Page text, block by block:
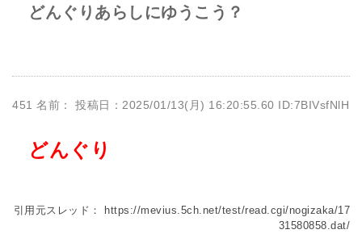
どんぐりあらしにゆうこう？
451 名前： 投稿日：2025/01/13(月) 16:20:55.60 ID:7BIVsfNlH
どんぐり
引用元スレッド： https://mevius.5ch.net/test/read.cgi/nogizaka/17
31580858.dat/